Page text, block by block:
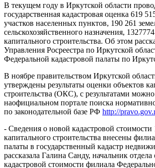
В текущем году в Иркутской области
государственная кадастровая оценка 619
участков населенных пунктов, 190 261
сельскохозяйственного назначения,
капитального строительства. Об этом
Управления Росреестра по Иркутской
Федеральной кадастровой палаты по
В ноябре правительством Иркутской
утверждены результаты оценки объектов
строительства (ОКС), с результатами
наофициальном портале поиска
по законодательной базе РФ http://
- Сведения о новой кадастровой стоимости
капитального строительства внесены
палаты в государственный кадастр
рассказала Галина Санду, начальник
кадастровой стоимости филиала